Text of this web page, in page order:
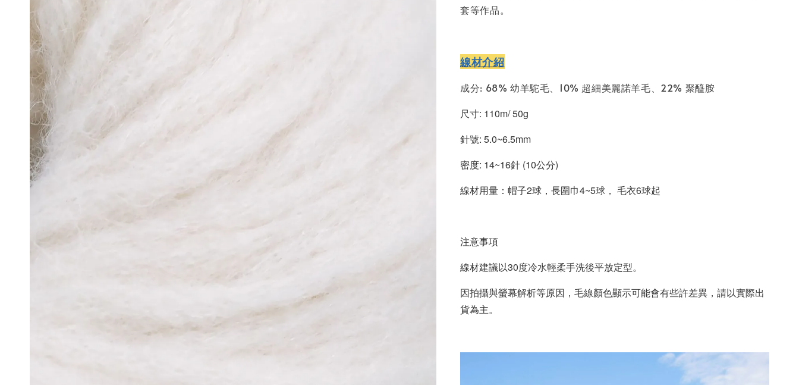
套等作品。
線材介紹
成分: 68% 幼羊駝毛、10% 超細美麗諾羊毛、22% 聚醯胺
尺寸: 110m/ 50g
針號: 5.0~6.5mm
密度: 14~16針 (10公分)
線材用量：帽子2球，長圍巾4~5球， 毛衣6球起
注意事項
線材建議以30度冷水輕柔手洗後平放定型。
因拍攝與螢幕解析等原因，毛線顏色顯示可能會有些許差異，請以實際出
貨為主。